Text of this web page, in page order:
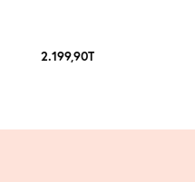
2.199,90TL